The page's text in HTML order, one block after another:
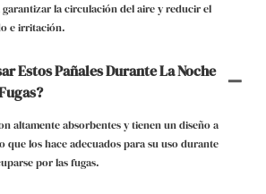
la circulación del aire y reducir el
e irritación.
Estos Pañales Durante La Noche
altamente absorbentes y tienen un diseño a
que los hace adecuados para su uso durante
por las fugas.